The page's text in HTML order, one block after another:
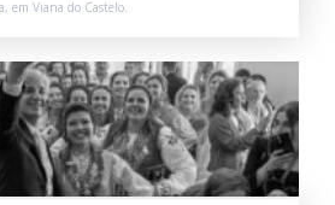
em Viana do Castelo.